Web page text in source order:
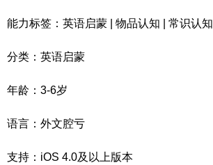
能力标签：英语启蒙 | 物品认知 | 常识认知
分类：英语启蒙
年龄：3-6岁
语言：外文腔亏
支持：iOS 4.0及以上版本